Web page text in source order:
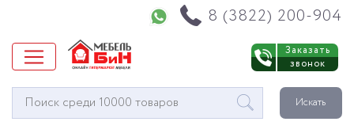
8 (3822) 200-904
Заказать
звонок
Окно
поиска
Искать